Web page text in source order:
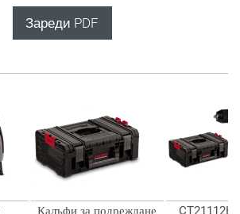
Зареди PDF
Калъфи за подреждане